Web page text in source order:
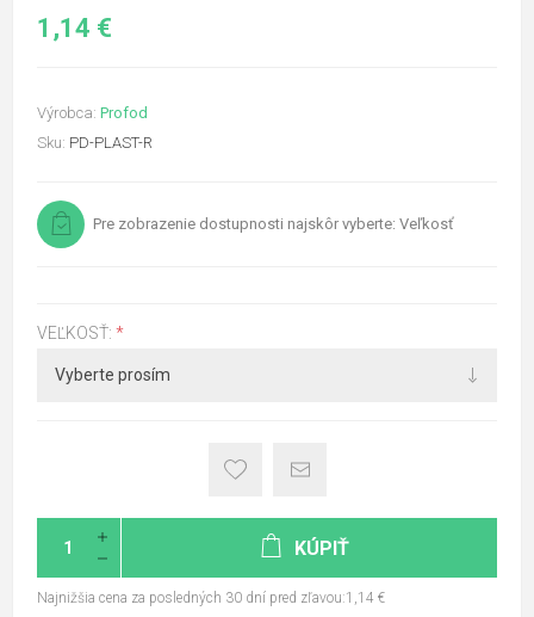
1,14 €
Výrobca: Profod
Sku: PD-PLAST-R
Pre zobrazenie dostupnosti najskôr vyberte: Veľkosť
VEĽKOSŤ: *
KÚPIŤ
Najnižšia cena za posledných 30 dní pred zľavou:1,14 €